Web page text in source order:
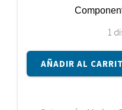
1
Componente
48.4Q902.011
AÑADIR AL